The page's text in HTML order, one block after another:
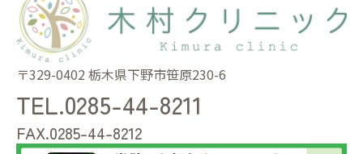
〒329-0402 栃木県下野市笹原230-6
TEL.0285-44-8211
FAX.0285-44-8212